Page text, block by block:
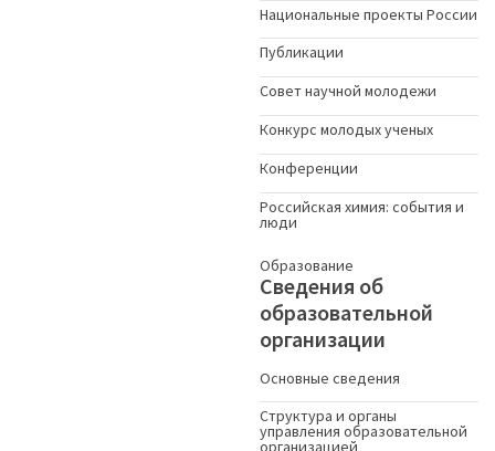
Национальные проекты России
Публикации
Совет научной молодежи
Конкурс молодых ученыx
Конференции
Российская химия: события и
люди
Образование
Сведения об
образовательной
организации
Основные сведения
Структура и органы
управления образовательной